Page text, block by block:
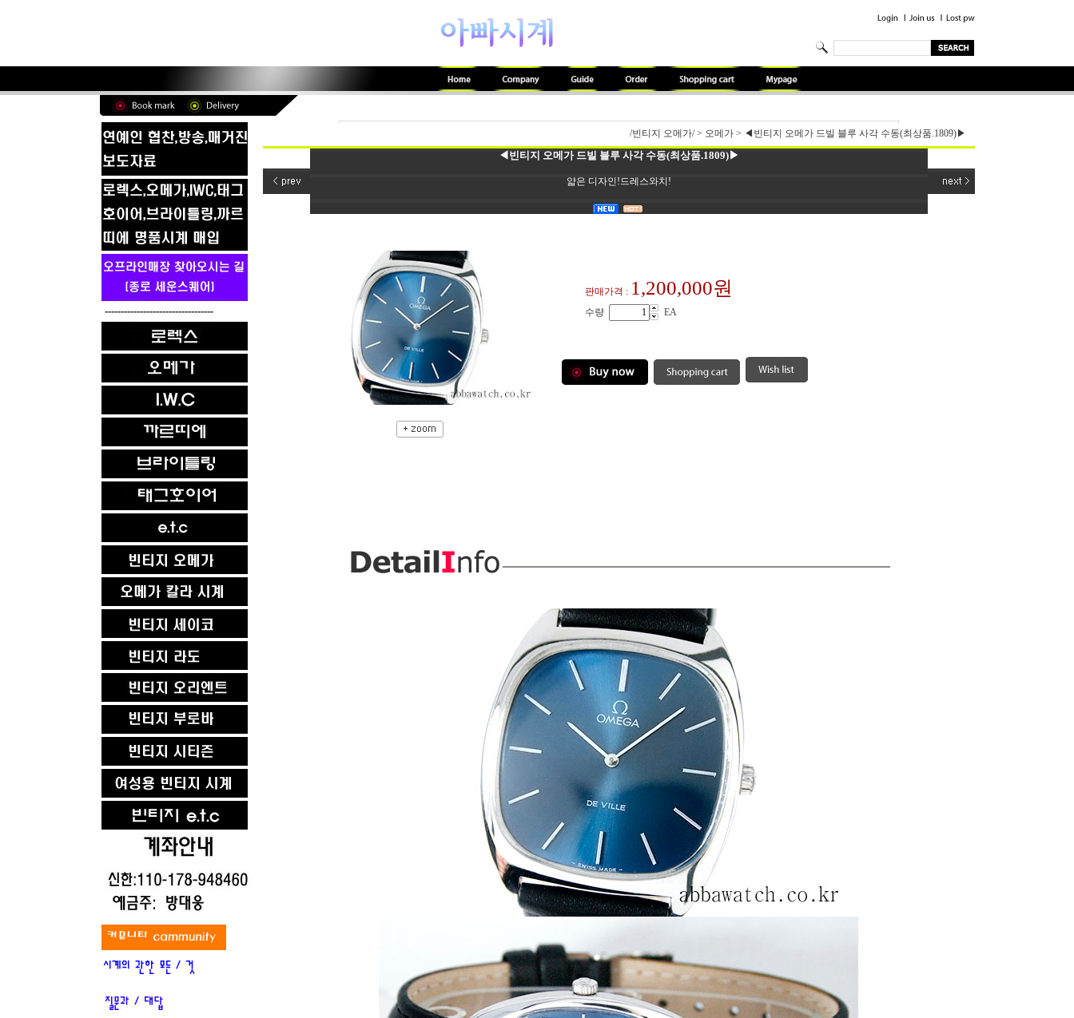
----------------------------------
/빈티지 오메가/ > 오메가 > ◀빈티지 오메가 드빌 블루 사각 수동(최상품.1809)▶
◀빈티지 오메가 드빌 블루 사각 수동(최상품.1809)▶
얇은 디자인!드레스와치!
판매가격 : 1,200,000원
수량 EA